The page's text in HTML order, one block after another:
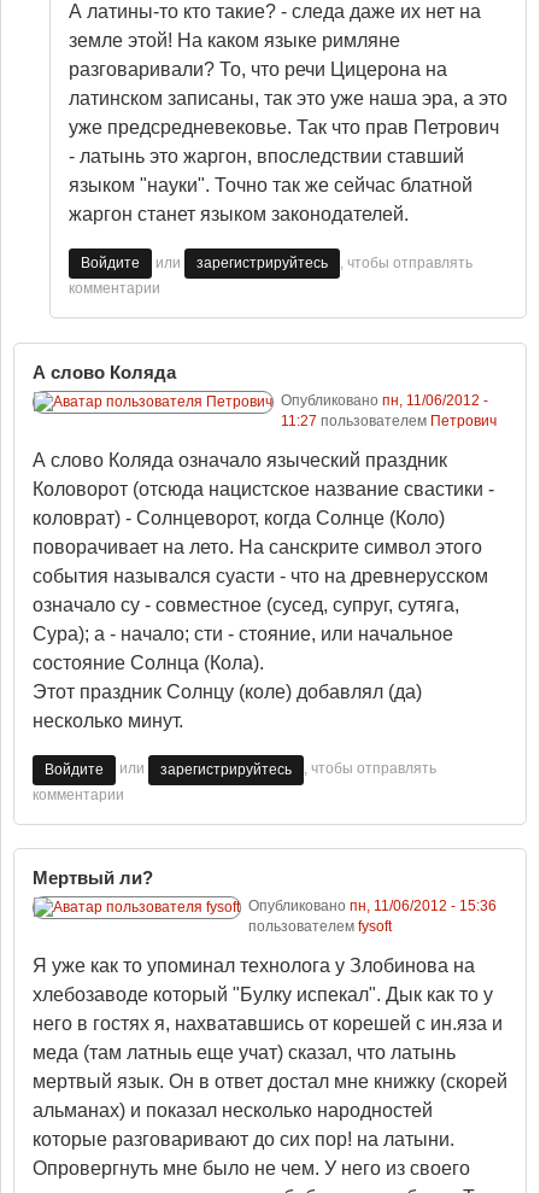
А латины-то кто такие? - следа даже их нет на
земле этой! На каком языке римляне
разговаривали? То, что речи Цицерона на
латинском записаны, так это уже наша эра, а это
уже предсредневековье. Так что прав Петрович
- латынь это жаргон, впоследствии ставший
языком "науки". Точно так же сейчас блатной
жаргон станет языком законодателей.
Войдите или зарегистрируйтесь
, чтобы отправлять
комментарии
А слово Коляда
Опубликовано пн, 11/06/2012 -
11:27 пользователем Петрович
А слово Коляда означало языческий праздник
Коловорот (отсюда нацистское название свастики -
коловрат) - Солнцеворот, когда Солнце (Коло)
поворачивает на лето. На санскрите символ этого
события назывался суасти - что на древнерусском
означало су - совместное (сусед, супруг, сутяга,
Сура); а - начало; сти - стояние, или начальное
состояние Солнца (Кола).
Этот праздник Солнцу (коле) добавлял (да)
несколько минут.
Войдите или зарегистрируйтесь
, чтобы отправлять
комментарии
Мертвый ли?
Опубликовано пн, 11/06/2012 - 15:36
пользователем fysoft
Я уже как то упоминал технолога у Злобинова на
хлебозаводе который "Булку испекал". Дык как то у
него в гостях я, нахватавшись от корешей с ин.яза и
меда (там латныь еще учат) сказал, что латынь
мертвый язык. Он в ответ достал мне книжку (скорей
альманах) и показал несколько народностей
которые разговаривают до сих пор! на латыни.
Опровергнуть мне было не чем. У него из своего